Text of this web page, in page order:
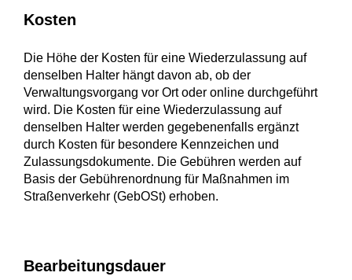
Kosten
Die Höhe der Kosten für eine Wiederzulassung auf
denselben Halter hängt davon ab, ob der
Verwaltungsvorgang vor Ort oder online durchgeführt
wird. Die Kosten für eine Wiederzulassung auf
denselben Halter werden gegebenenfalls ergänzt
durch Kosten für besondere Kennzeichen und
Zulassungsdokumente. Die Gebühren werden auf
Basis der Gebührenordnung für Maßnahmen im
Straßenverkehr (GebOSt) erhoben.
Bearbeitungsdauer